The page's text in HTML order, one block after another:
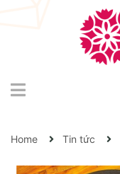
Home Tin tức